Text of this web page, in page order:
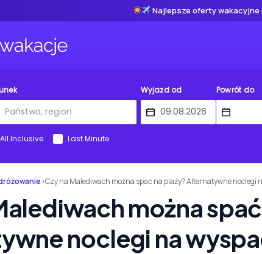
Najlepsze oferty wakacyjne
Wyjazd od Powrót do
All Inclusive Last Minute
›Czy na Malediwach można spać na plaży? Alternatywne noclegi
można
noclegi na